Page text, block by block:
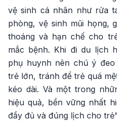
vệ sinh cá nhân như rửa
phòng, vệ sinh mũi họng,
thoáng và hạn chế cho
mắc bệnh. Khi đi du lịch
phụ huynh nên chú ý
trẻ lớn, tránh để trẻ quá
kéo dài. Và một trong
hiệu quả, bền vững nhất
đầy đủ và đúng lịch cho